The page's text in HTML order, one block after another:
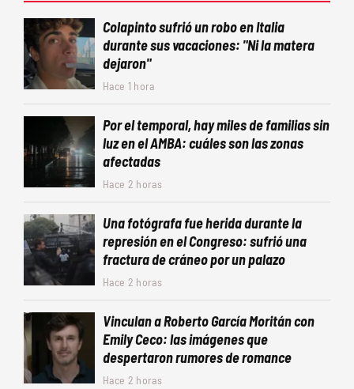
Colapinto sufrió un robo en Italia
durante sus vacaciones: "Ni la matera
dejaron"
Hace 1 hora
Por el temporal, hay miles de familias sin
luz en el AMBA: cuáles son las zonas
afectadas
Hace 2 horas
Una fotógrafa fue herida durante la
represión en el Congreso: sufrió una
fractura de cráneo por un palazo
Hace 2 horas
Vinculan a Roberto García Moritán con
Emily Ceco: las imágenes que
despertaron rumores de romance
Hace 2 horas